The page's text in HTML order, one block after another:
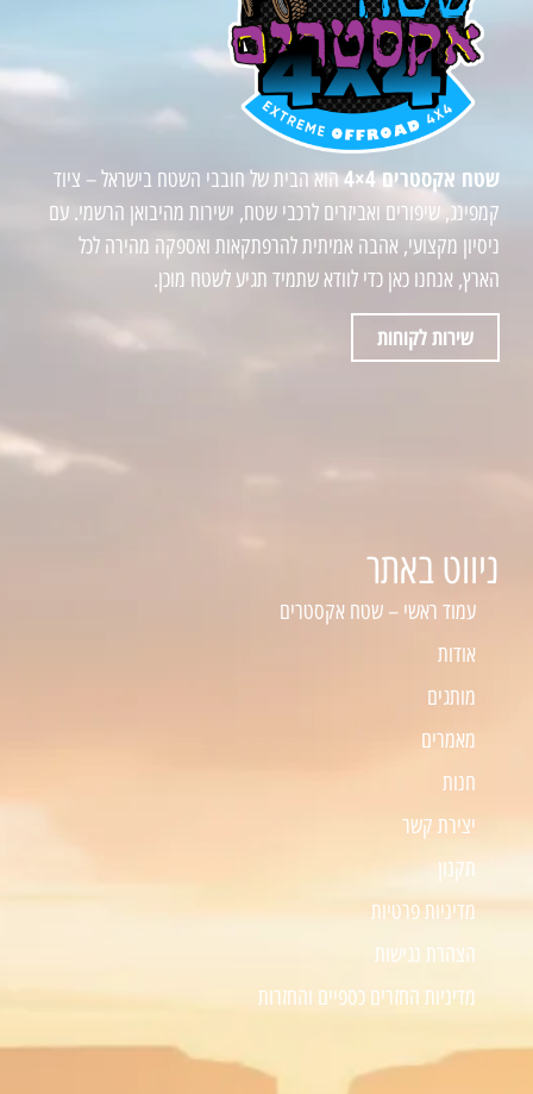
שטח אקסטרים 4×4
הוא הבית של חובבי השטח בישראל – ציוד
קמפינג, שיפורים ואביזרים לרכבי שטח, ישירות מהיבואן הרשמי. עם
ניסיון מקצועי, אהבה אמיתית להרפתקאות ואספקה מהירה לכל
הארץ, אנחנו כאן כדי לוודא שתמיד תגיע לשטח מוכן.
שירות לקוחות
ניווט באתר
עמוד ראשי – שטח אקסטרים
אודות
מותגים
מאמרים
חנות
יצירת קשר
תקנון
מדיניות פרטיות
הצהרת נגישות
מדיניות החזרים כספיים והחזרות